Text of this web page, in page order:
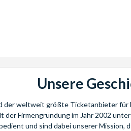
Unsere
der weltweit größte Ticketanbieter
der Firmengründung im Jahr 2002
und sind dabei unserer Mission,